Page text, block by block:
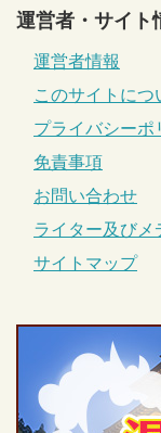
運営者・サイト
運営者情報
このサイトにつ
プライバシーポ
免責事項
お問い合わせ
ライター及びメ
サイトマップ